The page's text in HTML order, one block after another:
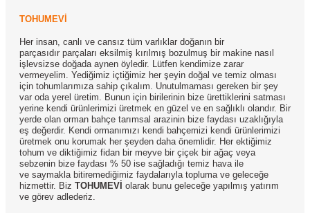
TOHUMEVİ
Her insan, canlı ve cansız tüm varlıklar doğanın bir
parçasıdır parçaları eksilmiş kırılmış bozulmuş bir makine nasıl
işlevsizse doğada aynen öyledir. Lütfen kendimize zarar
vermeyelim. Yediğimiz içtiğimiz her şeyin doğal ve temiz olması
için tohumlarımıza sahip çıkalım. Unutulmaması gereken bir şey
var oda yerel üretim. Bunun için birilerinin bize ürettiklerini satması
yerine kendi ürünlerimizi üretmek en güzel ve en sağlıklı olandır. Bir
yerde olan orman bahçe tarımsal arazinin bize faydası uzaklığıyla
eş değerdir. Kendi ormanımızı kendi bahçemizi kendi ürünlerimizi
üretmek onu korumak her şeyden daha önemlidir. Her ektiğimiz
tohum ve diktiğimiz fidan bir meyve bir çiçek bir ağaç veya
sebzenin bize faydası % 50 ise sağladığı temiz hava ile
ve saymakla bitiremediğimiz faydalarıyla topluma ve geleceğe
hizmettir. Biz TOHUMEVİ olarak bunu geleceğe yapılmış yatırım
ve görev adlederiz.